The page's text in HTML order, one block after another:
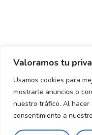
Valoramos tu
Usamos cookies para
mostrarle anuncios o
nuestro tráfico. Al hacer
consentimiento a
Política de envío y
Uso de cookies